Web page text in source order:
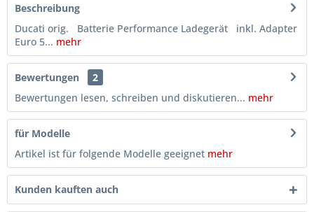
Beschreibung
Ducati orig. Batterie Performance Ladegerät inkl. Adapter
Euro 5... mehr
Bewertungen
2
Bewertungen lesen, schreiben und diskutieren... mehr
für Modelle
Artikel ist für folgende Modelle geeignet mehr
Kunden kauften auch